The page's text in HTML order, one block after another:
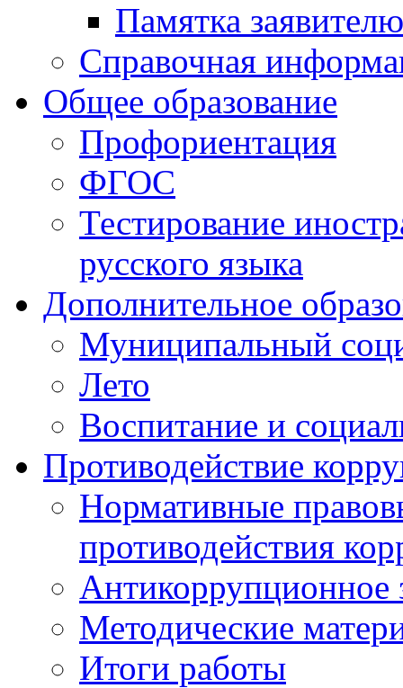
Памятка заявителю
Справочная
Общее образование
Профориентация
ФГОС
Тестирование
русского языка
Дополнительное
Муниципальный
Лето
Воспитание и
Противодействие
Нормативные
противодействия
Антикоррупционное
Методические
Итоги работы